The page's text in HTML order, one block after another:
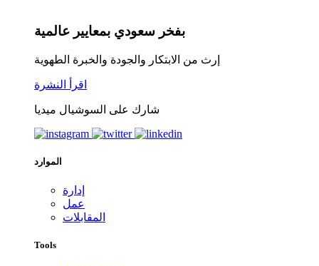
بفخر سعودي بمعايير عالمية
إرث من الابتكار والجودة والخبرة الطهوية
اقرأ النشرة
شارك على السوشيال ميديا
الموارد
إدارة
عمل
المقابلات
Tools